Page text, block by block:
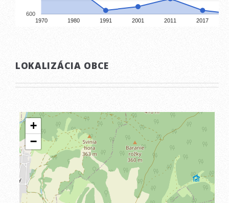
1970 1980 1991 2001 2011 2017
600
LOKALIZÁCIA OBCE